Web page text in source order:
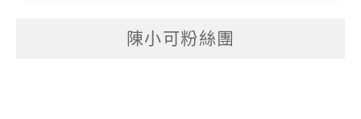
陳小可粉絲團